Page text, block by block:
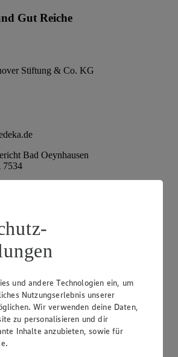
Gut Reiche
Stiftung & Co. KG
Bad Oeynhausen
7534
gem. § 27a UStG: DE
Rosenkranz (Sprecher), Eileen
Ulf-U. Plath
Wohler (Vorstandsmitglied), Marc
Holding GmbH
Bad Oeynhausen
und andere Technologien ein, um
Nutzungserlebnis unserer
Wir verwenden deine Daten,
zu personalisieren und dir
Inhalte anzubieten, sowie für